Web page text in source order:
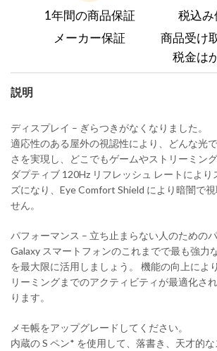
1年間の商品保証
メーカー保証
税込
商品受け
税金は
説明
ディスプレイ – ぎらつきがなくなりました。
適応性のある屋外の視認性により、どんな光
さを実現し、どこでもゲームやストリーミン
ダプティブ 120Hz リフレッシュ レートによ
ズになり、Eye Comfort Shield により暗闇で
せん。
パフォーマンス – 立ち止まらない人のためのパ
Galaxy スマートフォンのこれまでで最も強力
を最大限に活用しましょう。 機能の向上によ
リーミングまでのアクティビティが最適化さ
ります。
メモ帳をアップグレードしてください。
内蔵の S ペン* を使用して、落書き、天才的